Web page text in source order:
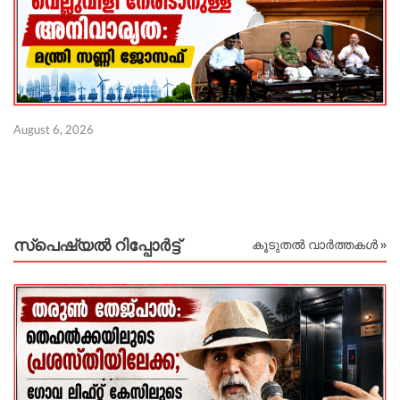
August 6, 2026
സ്പെഷ്യൽ റിപ്പോര്‍ട്ട് കൂടുതൽ വാർത്തകൾ »